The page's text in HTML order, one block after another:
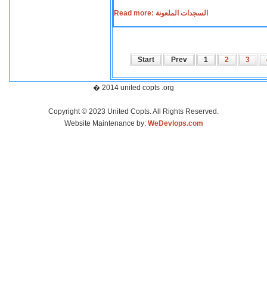
Read more: السجدات الملعونة
Start Prev 1 2 3
� 2014 united copts .org
Copyright © 2023 United Copts. All Rights Reserved.
Website Maintenance by: WeDevlops.com